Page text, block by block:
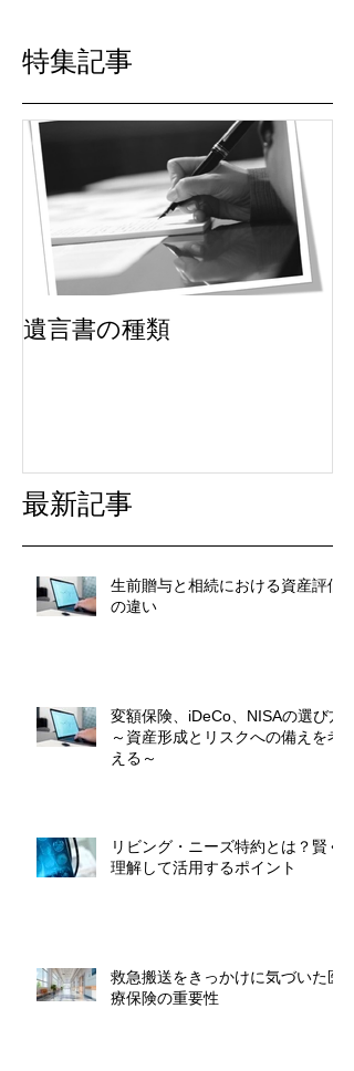
特集記事
遺言書の種類
最新記事
生前贈与と相続における資産評価
の違い
変額保険、iDeCo、NISAの選び方
～資産形成とリスクへの備えを考
える～
リビング・ニーズ特約とは？賢く
理解して活用するポイント
救急搬送をきっかけに気づいた医
療保険の重要性